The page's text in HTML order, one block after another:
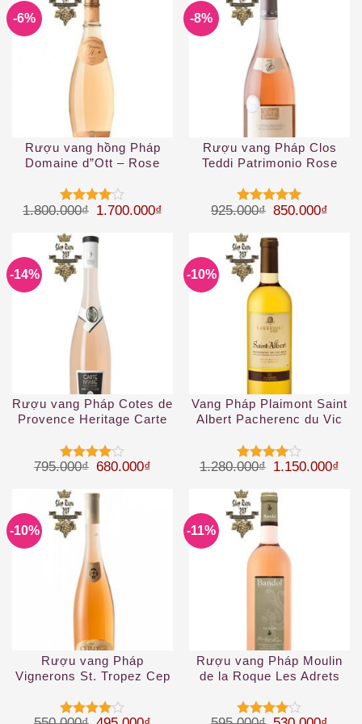
-6%
Rượu vang hồng Pháp
Domaine d”Ott – Rose
Được
45 sao
1.800.000₫ Giá gốc là: 1.800.000₫.
1.700.000₫ Giá hiện tại là: 1.700.000₫.
-8%
Rượu vang Pháp Clos
Teddi Patrimonio Rose
Được xếp
sao
925.000₫ Giá gốc là:
850.000₫
-14%
Rượu vang Pháp Cotes de
Provence Heritage Carte
Được
45 sao
795.000₫ Giá gốc là: 795.000₫.
680.000₫ Giá hiện tại là: 680.000₫.
-10%
Vang Pháp Plaimont Saint
Albert Pacherenc du Vic
Được
45 sao
1.280.000₫ Giá gốc là:
1.150.000₫
-10%
Rượu vang Pháp
Vignerons St. Tropez Cep
Provence
-11%
Rượu vang Pháp Moulin
de la Roque Les Adrets